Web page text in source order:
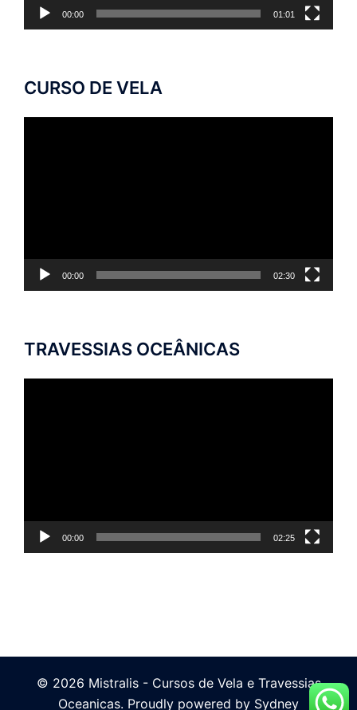
00:00 01:01
CURSO DE VELA
00:00 02:30
TRAVESSIAS OCEÂNICAS
00:00 02:25
© 2026 Mistralis - Cursos de Vela e Travessias
Oceanicas. Proudly powered by Sydney